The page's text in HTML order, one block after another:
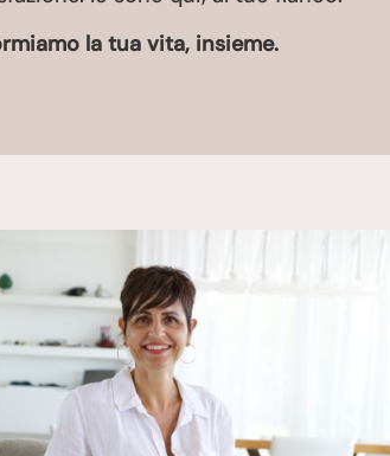
la tua vita, insieme.